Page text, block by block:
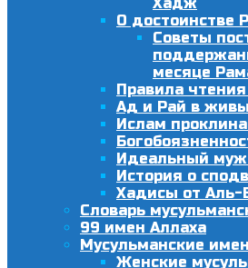
О достоинстве
Советы
месяце
Правила
Ад и Рай в
Ислам
Идеальный муж
История о
Хадисы от Аль-
Словарь
99 имен Аллаха
Мусульманские
Женские